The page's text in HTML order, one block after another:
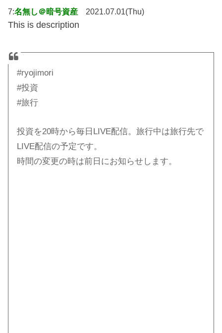
7:名無し＠暗号資産 2021.07.01(Thu)
This is description
#ryojimori
#投資
#旅行
投資を20時から毎日LIVE配信。旅行中は旅行先で
LIVE配信の予定です。
時間の変更の時は前日にお知らせします。